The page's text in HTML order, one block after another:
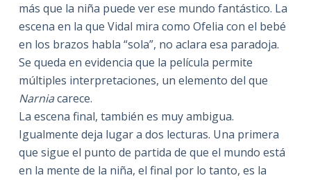
más que la niña puede ver ese mundo fantástico. La
escena en la que Vidal mira como Ofelia con el bebé
en los brazos habla “sola”, no aclara esa paradoja.
Se queda en evidencia que la película permite
múltiples interpretaciones, un elemento del que
Narniacarece.
La escena final, también es muy ambigua.
Igualmente deja lugar a dos lecturas. Una primera
que sigue el punto de partida de que el mundo está
en la mente de la niña, el final por lo tanto, es la